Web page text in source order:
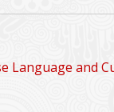
Language and